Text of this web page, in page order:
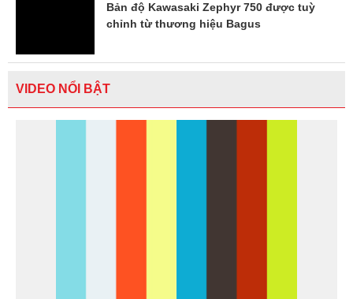
Bản độ Kawasaki Zephyr 750 được tuỳ
chỉnh từ thương hiệu Bagus
VIDEO NỔI BẬT